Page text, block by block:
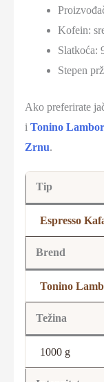
Kofein:
Slatkoća:
Stepen
Ako preferirate
i Tonino
Zrnu.
Tip
Espresso
Brend
Tonino
Težina
1000 g